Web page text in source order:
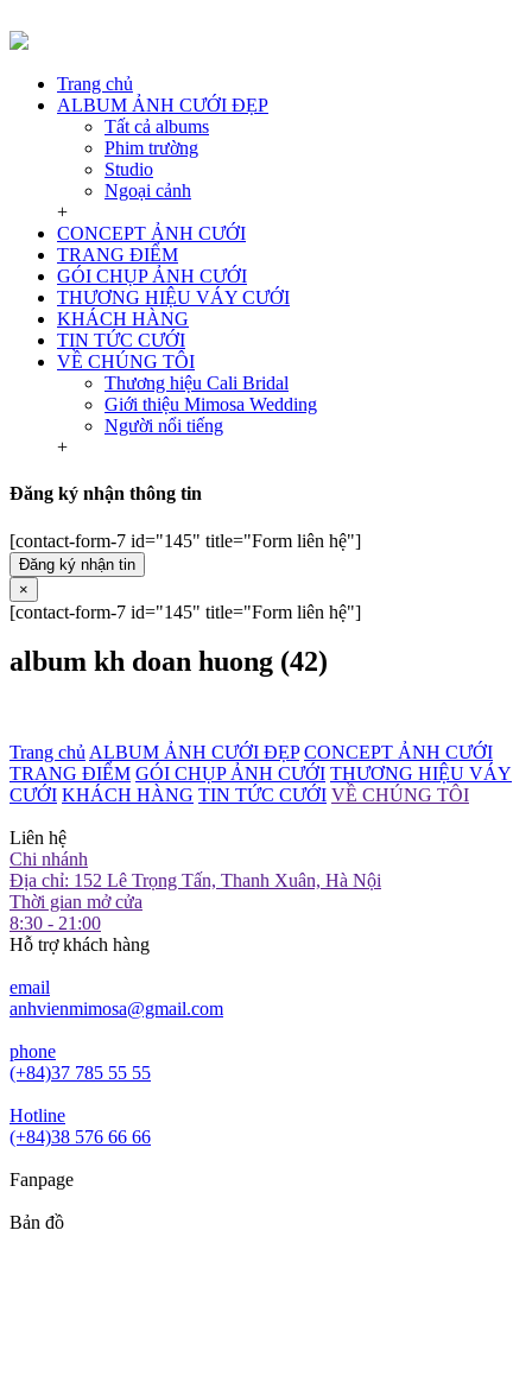
Trang chủ
ALBUM ẢNH CƯỚI ĐẸP
Tất cả albums
Phim trường
Studio
Ngoại cảnh
+
CONCEPT ẢNH CƯỚI
TRANG ĐIỂM
GÓI CHỤP ẢNH CƯỚI
THƯƠNG HIỆU VÁY CƯỚI
KHÁCH HÀNG
TIN TỨC CƯỚI
VỀ CHÚNG TÔI
Thương hiệu Cali Bridal
Giới thiệu Mimosa Wedding
Người nổi tiếng
+
Đăng ký nhận thông tin
[contact-form-7 id="145" title="Form liên hệ"]
Đăng ký nhận tin
×
[contact-form-7 id="145" title="Form liên hệ"]
album kh doan huong (42)
Trang chủ ALBUM ẢNH CƯỚI ĐẸP CONCEPT ẢNH CƯỚI
TRANG ĐIỂM GÓI CHỤP ẢNH CƯỚI THƯƠNG HIỆU VÁY
CƯỚI KHÁCH HÀNG TIN TỨC CƯỚI VỀ CHÚNG TÔI
Liên hệ
Chi nhánh
Địa chỉ: 152 Lê Trọng Tấn, Thanh Xuân, Hà Nội
Thời gian mở cửa
8:30 - 21:00
Hỗ trợ khách hàng
email
anhvienmimosa@gmail.com
phone
(+84)37 785 55 55
Hotline
(+84)38 576 66 66
Fanpage
Bản đồ